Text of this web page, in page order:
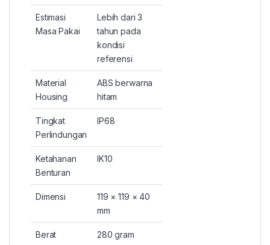
Estimasi
Masa Pakai
Lebih dari 3
tahun pada
kondisi
referensi
Material
Housing
ABS berwarna
hitam
Tingkat
Perlindungan
IP68
Ketahanan
Benturan
IK10
Dimensi
119 × 119 × 40
mm
Berat 280 gram